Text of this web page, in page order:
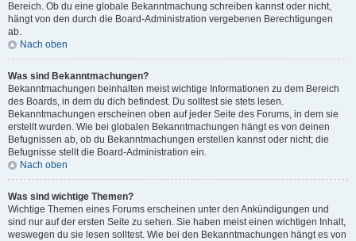
Bereich. Ob du eine globale Bekanntmachung schreiben kannst oder nicht,
hängt von den durch die Board-Administration vergebenen Berechtigungen
ab.
Nach oben
Was sind Bekanntmachungen?
Bekanntmachungen beinhalten meist wichtige Informationen zu dem Bereich
des Boards, in dem du dich befindest. Du solltest sie stets lesen.
Bekanntmachungen erscheinen oben auf jeder Seite des Forums, in dem sie
erstellt wurden. Wie bei globalen Bekanntmachungen hängt es von deinen
Befugnissen ab, ob du Bekanntmachungen erstellen kannst oder nicht; die
Befugnisse stellt die Board-Administration ein.
Nach oben
Was sind wichtige Themen?
Wichtige Themen eines Forums erscheinen unter den Ankündigungen und
sind nur auf der ersten Seite zu sehen. Sie haben meist einen wichtigen Inhalt,
weswegen du sie lesen solltest. Wie bei den Bekanntmachungen hängt es von